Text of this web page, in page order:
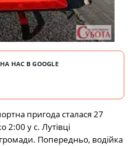
НАС В GOOGLE
пригода сталася 27
2:00 у с. Лутівці
Попередньо, водійка